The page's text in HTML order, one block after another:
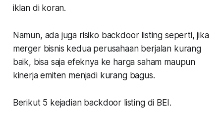
iklan di koran.
Namun, ada juga risiko backdoor listing seperti, jika
merger bisnis kedua perusahaan berjalan kurang
baik, bisa saja efeknya ke harga saham maupun
kinerja emiten menjadi kurang bagus.
Berikut 5 kejadian backdoor listing di BEI.